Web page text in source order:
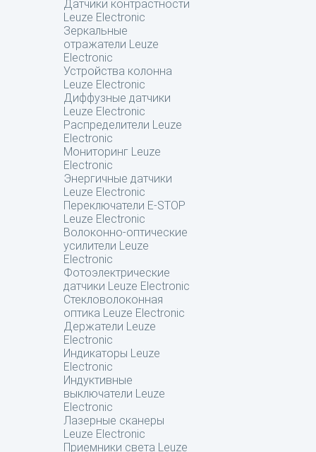
Датчики контрастности
Leuze Electronic
Зеркальные
отражатели Leuze
Electronic
Устройства колонна
Leuze Electronic
Диффузные датчики
Leuze Electronic
Распределители Leuze
Electronic
Мониторинг Leuze
Electronic
Энергичные датчики
Leuze Electronic
Переключатели E-STOP
Leuze Electronic
Волоконно-оптические
усилители Leuze
Electronic
Фотоэлектрические
датчики Leuze Electronic
Стекловолоконная
оптика Leuze Electronic
Держатели Leuze
Electronic
Индикаторы Leuze
Electronic
Индуктивные
выключатели Leuze
Electronic
Лазерные сканеры
Leuze Electronic
Приемники света Leuze